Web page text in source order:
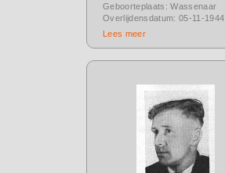
Geboorteplaats: Wassenaar
Overlijdensdatum: 05-11-1944
Lees meer